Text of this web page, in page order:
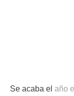
Se acaba el año